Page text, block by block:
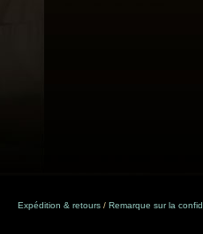
Expédition & retours / Remarque sur la